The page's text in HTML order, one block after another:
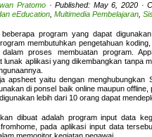
Pratomo· Published: May 6, 2020 ·
eEducation Multimedia Pembelajaran
beberapa program yang dapat
membutuhkan pengetahuan
dalam proses membuatan program.
lunak aplikasi yang dikembangkan tanpa
apsheet yaitu dengan menghubungkan
di ponsel baik online maupun
lebih dari 10 orang dapat
dibuat adalah program input data
pada aplikasi input data